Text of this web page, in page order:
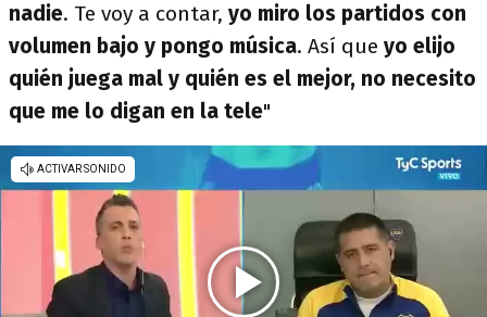
nadie. Te voy a contar, yo miro los partidos con
volumen bajo y pongo música. Así que yo elijo
quién juega mal y quién es el mejor, no necesito
que me lo digan en la tele"